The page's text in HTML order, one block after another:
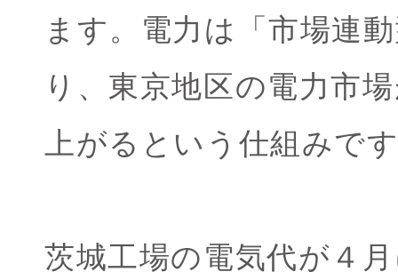
ます。電力は「市場連
り、東京地区の電力市
上がるという仕組みで
茨城工場の電気代が４